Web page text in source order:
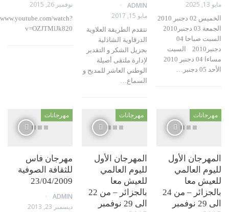
الخميس 02 دجنبر 2010
الجمعة 03 دجنبر2010
السبت صباحا 04
دجنبر2010 السبت
مساءا 04 دجنبر 2010
ADMIN
مايو 15, 2017
تتقدم الطريقة العلاوية
الدرقاوية الشاذلية
بجزيل الشكر و التقدير
لإدارة ملتقى أصيلة
الوطني العاشر للمديح و
السماع…
https://www.youtube.com/watch?
v=OZJTMlJk820
الأول
العالمي
معا
بالجزائر – من 24
الى 29 نوفمبر
مهرجانات
المهرجان الأول
لليوم العالمي
للعيش معا
بالجزائر – من 22
الى 29 نوفمبر
مهرجانات
مهرجان فاس
للثقافة الصوفية
23/04/2009
ADMIN
ديسمبر 23, 2013